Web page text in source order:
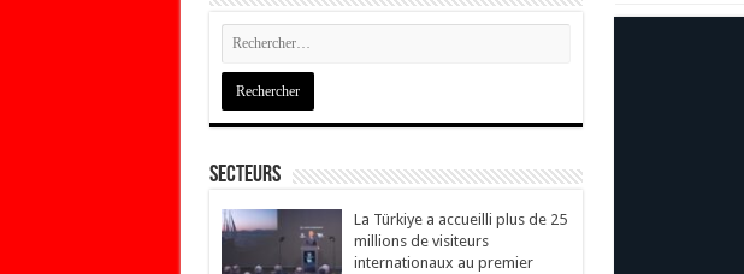
Secteurs
La Türkiye a accueilli plus de 25
millions de visiteurs
internationaux au premier